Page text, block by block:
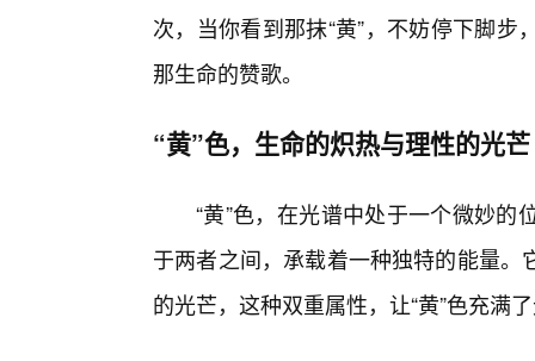
次，当你看到那抹“黄”，不妨停下脚
那生命的赞歌。
“黄”色，生命的炽热与理性的光芒
“黄”色，在光谱中处于一个微妙
于两者之间，承载着一种独特的能量
的光芒，这种双重属性，让“黄”色充满